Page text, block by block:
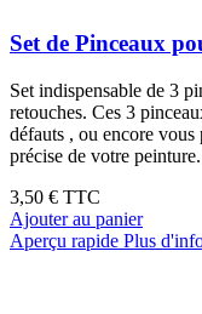
Set de Pinceaux
Set indispensable de 3
retouches. Ces 3
défauts , ou encore
précise de votre
3,50 € TTC
Ajouter au panier
Aperçu rapide Plus